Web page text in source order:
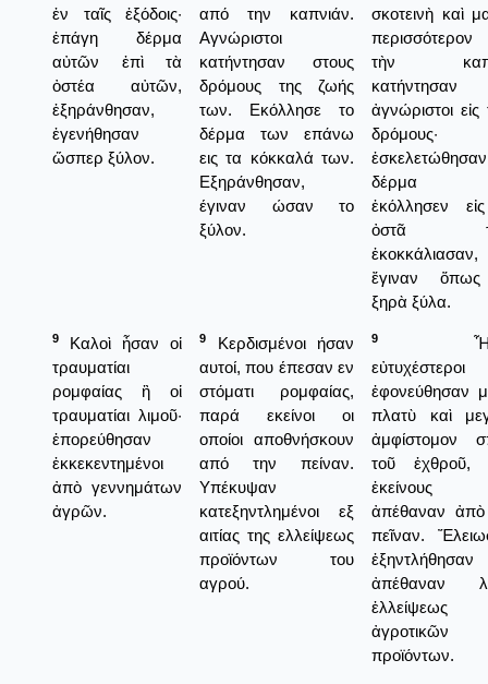
ἐν ταῖς ἐξόδοις·
ἐπάγη δέρμα
αὐτῶν ἐπὶ τὰ
ὀστέα αὐτῶν,
ἐξηράνθησαν,
ἐγενήθησαν
ὥσπερ ξύλον.
από την καπνιάν.
Αγνώριστοι
κατήντησαν στους
δρόμους της ζωής
των. Εκόλλησε το
δέρμα των επάνω
εις τα κόκκαλά των.
Εξηράνθησαν,
έγιναν ώσαν το
ξύλον.
σκοτεινὴ καὶ
τὴν
κατήντησαν
ἀγνώριστοι εἰς
δρόμους·
δέρμα
ἐκόλλησεν
ὀστᾶ
ἐκοκκάλιασαν,
ἔγιναν
ξηρὰ ξύλα.
9
Καλοὶ ἦσαν οἱ
τραυματίαι
ρομφαίας ἢ οἱ
τραυματίαι λιμοῦ·
ἐπορεύθησαν
ἐκκεκεντημένοι
ἀπὸ γεννημάτων
ἀγρῶν.
9
Κερδισμένοι ήσαν
αυτοί, που έπεσαν εν
στόματι ρομφαίας,
παρά εκείνοι οι
οποίοι αποθνήσκουν
από την πείναν.
Υπέκυψαν
κατεξηντλημένοι εξ
αιτίας της ελλείψεως
προϊόντων του
αγρού.
9
εὐτυχέστεροι
ἐφονεύθησαν
πλατὺ καὶ
ἀμφίστομον
τοῦ ἐχθροῦ,
ἐκείνους
ἀπέθαναν ἀπὸ
πεῖναν.
ἀπέθαναν
ἐλλείψεως
ἀγροτικῶν
προϊόντων.